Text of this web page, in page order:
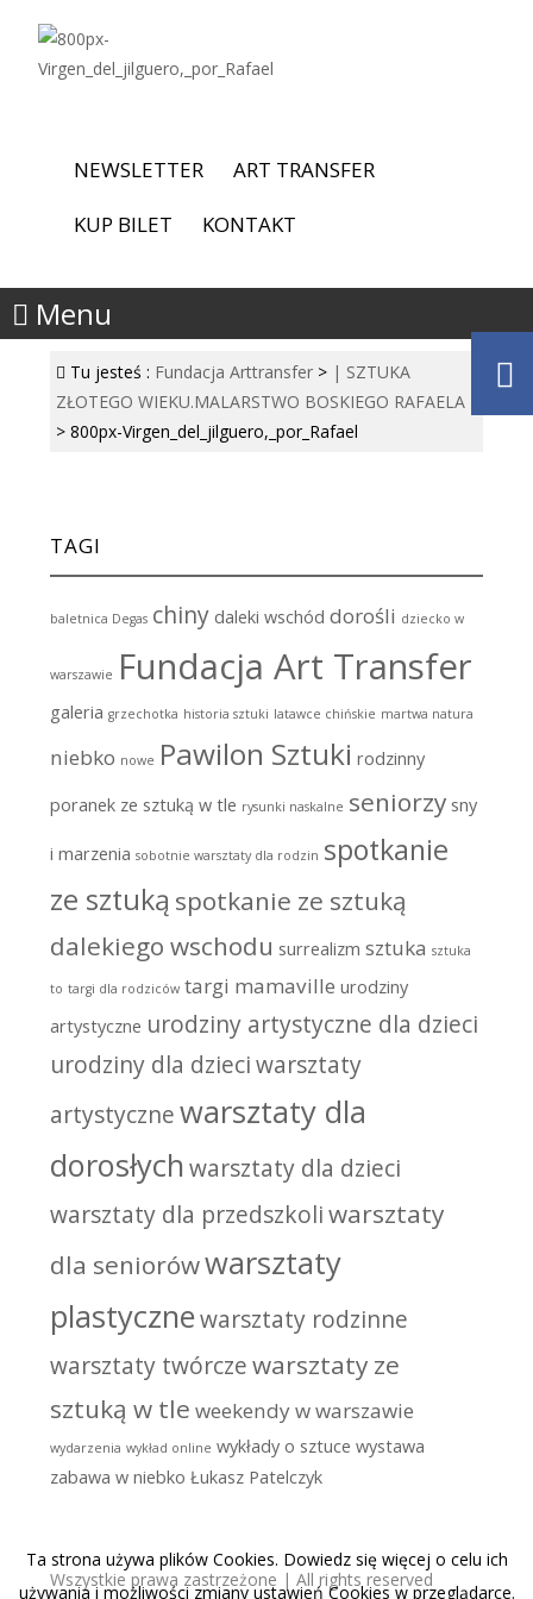
NEWSLETTER
ART TRANSFER
KUP BILET
KONTAKT
Menu
Tu jesteś : Fundacja Arttransfer > | SZTUKA
ZŁOTEGO WIEKU.MALARSTWO BOSKIEGO RAFAELA
>800px-Virgen_del_jilguero,_por_Rafael
TAGI
baletnica Degas chiny daleki wschód dorośli dziecko w
warszawie Fundacja Art Transfer
galeria grzechotka historia sztuki latawce chińskie martwa natura
niebko nowe Pawilon Sztuki rodzinny
poranek ze sztuką w tle rysunki naskalne seniorzy sny
i marzenia sobotnie warsztaty dla rodzin spotkanie
ze sztuką spotkanie ze sztuką
dalekiego wschodu surrealizm sztuka sztuka
to targi dla rodziców targi mamaville urodziny
artystyczne urodziny artystyczne dla dzieci
urodziny dla dzieci warsztaty
artystyczne warsztaty dla
dorosłych warsztaty dla dzieci
warsztaty dla przedszkoli warsztaty
dla seniorówwarsztaty
plastyczne warsztaty rodzinne
warsztaty twórcze warsztaty ze
sztuką w tle weekendy w warszawie
wydarzenia wykład online wykłady o sztuce wystawa
zabawa w niebko Łukasz Patelczyk
Wszystkie prawa zastrzeżone | All rights reserved
Ta strona używa plików Cookies. Dowiedz się więcej o celu ich
używania i możliwości zmiany ustawień Cookies w przeglądarce.